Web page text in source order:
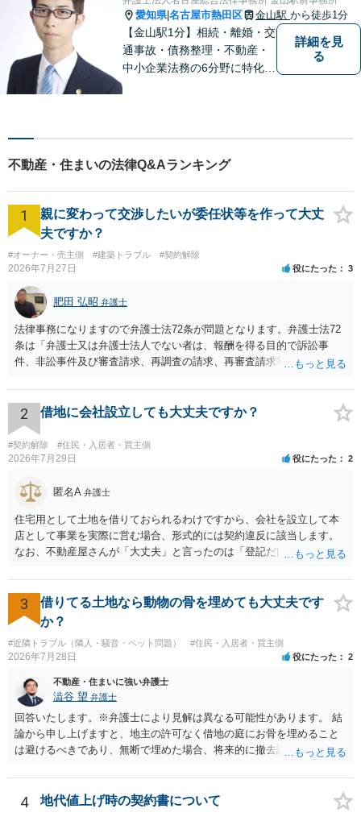
納得感を重視します。
愛知県|名古屋市熱田区 金山駅 から徒歩1分
【金山駅1分】相続・離婚・交
通事故・債務整理・不動産・
中小企業法務の6分野に特化！
ーションを重視し、情報連携
を図りながら納得の解決へと
導いてまいります。
詳細を見
る
不動産・住まいの法律Q&Aランキング
1
親に変わって交渉したいが委任状等を作って大丈
夫ですか？
#オーナー・売主側 #建築トラブル #契約解除
2026年7月27日 役にたった 3
肥田 弘昭 弁護士
法律事務になりますので弁護士法72条が問題となります。弁護士法72
条は「弁護士又は弁護士法人でない者は、報酬を得る目的で訴訟事
件、非訟事件及び審査請求、再調査の請求、再審査請求等行政庁に対
しくは和解その他の法律事務を取り扱い、又はこれらの周旋をするこ
とを業とすることができない。ただし、この法律又は他の法律に別段
の定めがある場合は、この限りでない。」とのことから、報酬を得る
目的がないのであれば適法です。なぜなら、弁護士法72条に違反しな
いのであれば、委任については無償で委任者が受任者に委任できるか
2 借地に会社設立しても大丈夫ですか？
#契約解除 #住民・入居者・買主側
2026年7月29日 役にたった 2
匿名A 弁護士
住宅用として土地を借りておられるわけですから、会社を設立して本
店として事業を実際に営む場合、形式的には契約違反に該当します。
なお、不動産屋さんが「大丈夫」と言ったのは「登記だけなら実務上
れますが、これは法的な保証ではありません。 ただ、解除まで認めら
れるかどうかについては信頼関係が破壊されたかどうかで判断されま
すので、建物を事務所・店舗用に大きく改築する等までなさらない限
り、リスクはそれほど大きくないかもしれません。 しかしそれでも、
大家さんが契約違反を口実に、将来の更新時に更新料の上乗せを要求
したり、立ち退きを迫る材料に使ったりする可能性は否定できませ
ん。
3
借りてる土地なら動物の骨を埋めても大丈夫です
か？
#近隣トラブル（隣人・騒音・ペット問題） #住民・入居者・買主側
2026年7月28日 役にたった 2
不動産・住まいに強い弁護士
澁谷 望 弁護士
回答いたします。※弁護士により見解は異なる可能性があります。 結
論から申し上げますと、地主の許可なく借地の庭にお骨を埋めること
は避けるべきであり、無断で埋めた場合、将来的に撤去請求や退去時
上、自分のペットの遺骨を埋める行為自体は墓地埋葬法違反や不法投
棄には該当しないため、犯罪になるわけではありません。しかし、建
物の所有者は質問者様であっても、土地の所有権はあくまで地主にあ
4 地代値上げ時の契約書について